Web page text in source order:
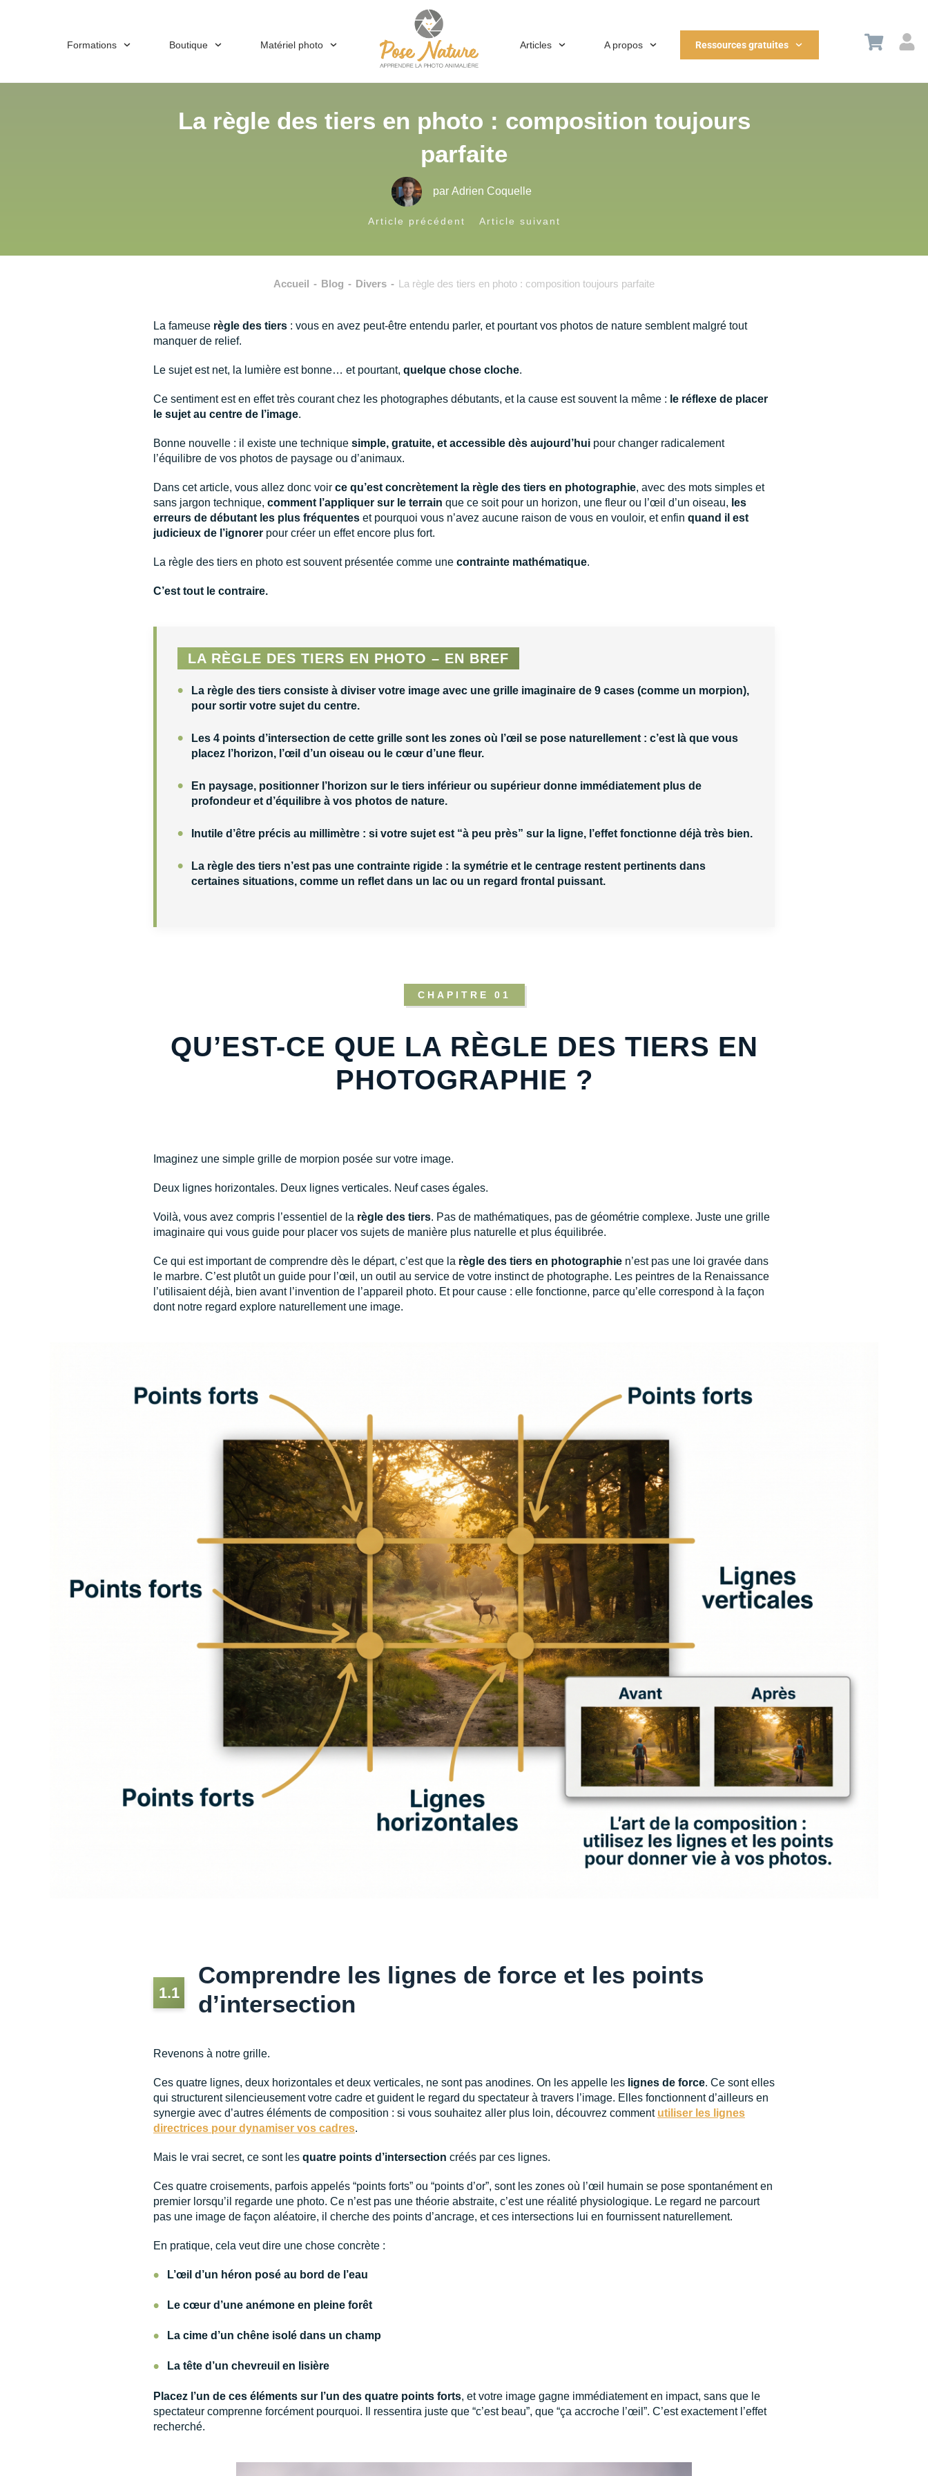
Formations Boutique Matériel photo Articles A propos Ressources gratuites
La règle des tiers en photo : composition toujours
parfaite
par Adrien Coquelle
Article précédent Article suivant
Accueil - Blog - Divers - La règle des tiers en photo : composition toujours parfaite
La fameuse règle des tiers : vous en avez peut-être entendu parler, et pourtant vos photos de nature semblent malgré tout
manquer de relief.
Le sujet est net, la lumière est bonne… et pourtant, quelque chose cloche.
Ce sentiment est en effet très courant chez les photographes débutants, et la cause est souvent la même : le réflexe de placer
le sujet au centre de l’image.
Bonne nouvelle : il existe une technique simple, gratuite, et accessible dès aujourd’hui pour changer radicalement
l’équilibre de vos photos de paysage ou d’animaux.
Dans cet article, vous allez donc voir ce qu’est concrètement la règle des tiers en photographie, avec des mots simples et
sans jargon technique, comment l’appliquer sur le terrain que ce soit pour un horizon, une fleur ou l’œil d’un oiseau, les
erreurs de débutant les plus fréquentes et pourquoi vous n’avez aucune raison de vous en vouloir, et enfin quand il est
judicieux de l’ignorer pour créer un effet encore plus fort.
La règle des tiers en photo est souvent présentée comme une contrainte mathématique.
C’est tout le contraire.
LA RÈGLE DES TIERS EN PHOTO – EN BREF
• La règle des tiers consiste à diviser votre image avec une grille imaginaire de 9 cases (comme un morpion),
pour sortir votre sujet du centre.
• Les 4 points d’intersection de cette grille sont les zones où l’œil se pose naturellement : c’est là que vous
placez l’horizon, l’œil d’un oiseau ou le cœur d’une fleur.
• En paysage, positionner l’horizon sur le tiers inférieur ou supérieur donne immédiatement plus de
profondeur et d’équilibre à vos photos de nature.
• Inutile d’être précis au millimètre : si votre sujet est “à peu près” sur la ligne, l’effet fonctionne déjà très bien.
• La règle des tiers n’est pas une contrainte rigide : la symétrie et le centrage restent pertinents dans
certaines situations, comme un reflet dans un lac ou un regard frontal puissant.
CHAPITRE 01
QU’EST-CE QUE LA RÈGLE DES TIERS EN
PHOTOGRAPHIE ?
Imaginez une simple grille de morpion posée sur votre image.
Deux lignes horizontales. Deux lignes verticales. Neuf cases égales.
Voilà, vous avez compris l’essentiel de la règle des tiers. Pas de mathématiques, pas de géométrie complexe. Juste une grille
imaginaire qui vous guide pour placer vos sujets de manière plus naturelle et plus équilibrée.
Ce qui est important de comprendre dès le départ, c’est que la règle des tiers en photographie n’est pas une loi gravée dans
le marbre. C’est plutôt un guide pour l’œil, un outil au service de votre instinct de photographe. Les peintres de la Renaissance
l’utilisaient déjà, bien avant l’invention de l’appareil photo. Et pour cause : elle fonctionne, parce qu’elle correspond à la façon
dont notre regard explore naturellement une image.
1.1
Comprendre les lignes de force et les points
d’intersection
Revenons à notre grille.
Ces quatre lignes, deux horizontales et deux verticales, ne sont pas anodines. On les appelle les lignes de force. Ce sont elles
qui structurent silencieusement votre cadre et guident le regard du spectateur à travers l’image. Elles fonctionnent d’ailleurs en
synergie avec d’autres éléments de composition : si vous souhaitez aller plus loin, découvrez comment utiliser les lignes
directrices pour dynamiser vos cadres.
Mais le vrai secret, ce sont les quatre points d’intersection créés par ces lignes.
Ces quatre croisements, parfois appelés “points forts” ou “points d’or”, sont les zones où l’œil humain se pose spontanément en
premier lorsqu’il regarde une photo. Ce n’est pas une théorie abstraite, c’est une réalité physiologique. Le regard ne parcourt
pas une image de façon aléatoire, il cherche des points d’ancrage, et ces intersections lui en fournissent naturellement.
En pratique, cela veut dire une chose concrète :
• L’œil d’un héron posé au bord de l’eau
• Le cœur d’une anémone en pleine forêt
• La cime d’un chêne isolé dans un champ
• La tête d’un chevreuil en lisière
Placez l’un de ces éléments sur l’un des quatre points forts, et votre image gagne immédiatement en impact, sans que le
spectateur comprenne forcément pourquoi. Il ressentira juste que “c’est beau”, que “ça accroche l’œil”. C’est exactement l’effet
recherché.